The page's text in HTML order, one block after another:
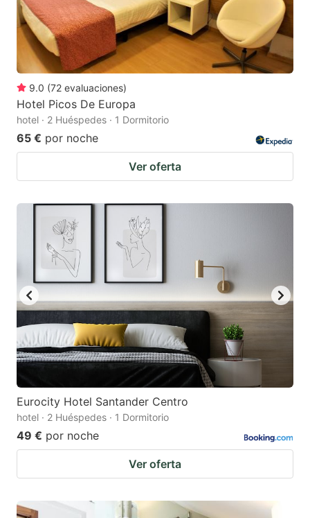
9.0 (72 evaluaciones)
Hotel Picos De Europa
hotel · 2 Huéspedes · 1 Dormitorio
65 € por noche
Ver oferta
Eurocity Hotel Santander Centro
hotel · 2 Huéspedes · 1 Dormitorio
49 € por noche
Ver oferta